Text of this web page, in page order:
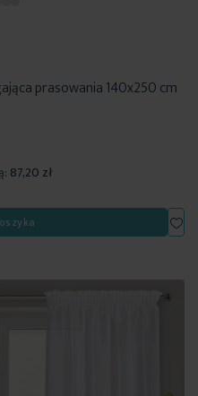
prasowania 140x250 cm
87,20 zł